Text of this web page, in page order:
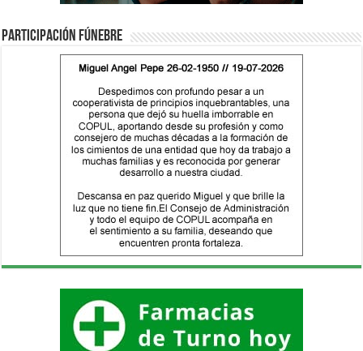
Participación fúnebre